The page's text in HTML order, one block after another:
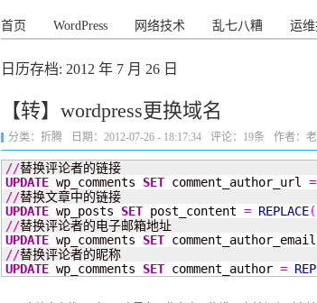
首页 WordPress 网络技术 乱七八糟 运
日历存档: 2012 年 7 月 26 日
【转】wordpress更换域名
分类： 折腾 日期：2012-07-26 - 18:17:34 评论： 19条 作者：
//
UPDATE wp_comments SET comment_author_url =
//
UPDATE wp_posts SET post_content = REPLACE(
//
UPDATE wp_comments SET comment_author_email
//
UPDATE wp_comments SET comment_author =